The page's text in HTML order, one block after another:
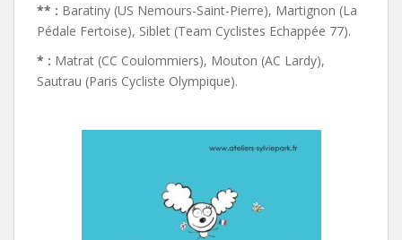
** : Baratiny (US Nemours-Saint-Pierre), Martignon (La
Pédale Fertoise), Siblet (Team Cyclistes Echappée 77).
* : Matrat (CC Coulommiers), Mouton (AC Lardy),
Sautrau (Paris Cycliste Olympique).